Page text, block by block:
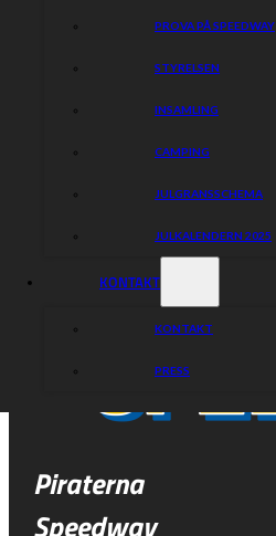
PROVA PÅ SPEEDWAY
STYRELSEN
INSAMLING
CAMPING
JULGRANSSCHEMA
JULKALENDERN 2025
KONTAKT
KONTAKT
PRESS
Piraterna
Speedway